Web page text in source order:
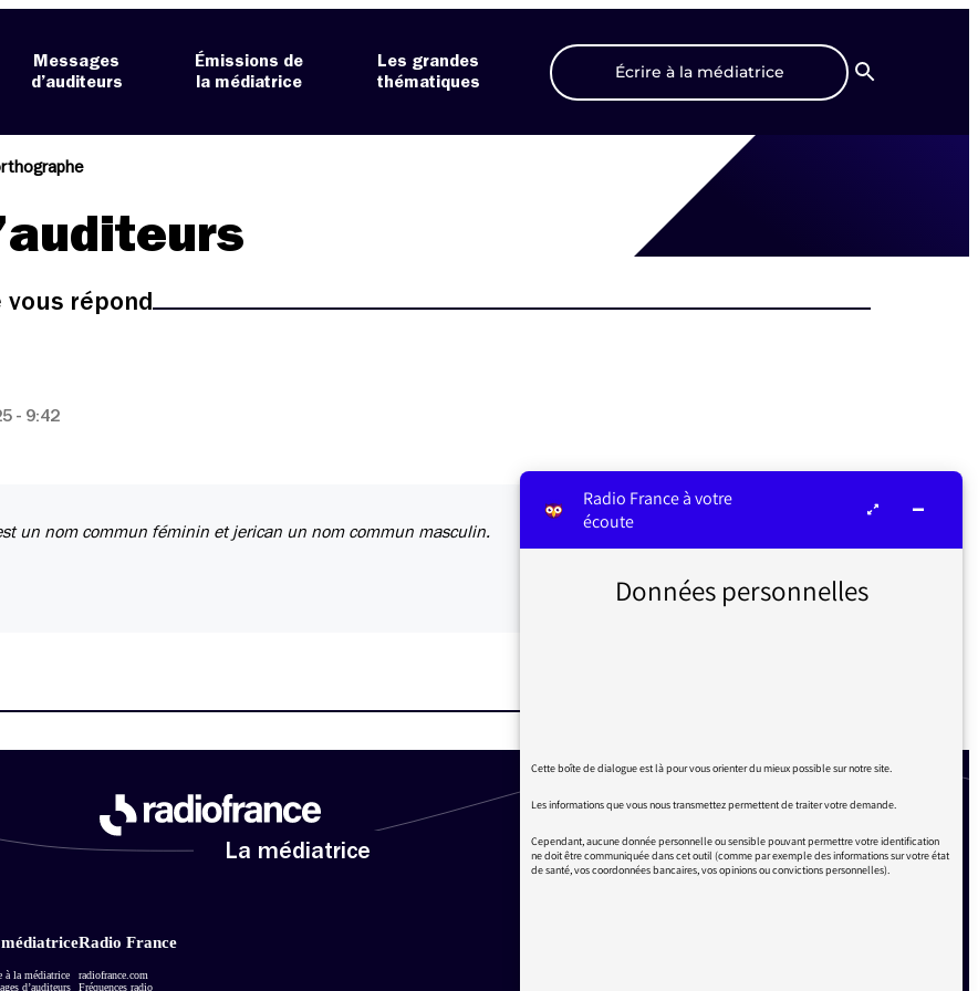
Messages
d’auditeurs
Émissions de
la médiatrice
Les grandes
thématiques
Écrire à la médiatrice
Recherche
vous répond
- 9:42
un nom commun féminin et jerican un nom commun masculin.
La médiatrice
à la médiatrice
d’auditeurs
Radio France
radiofrance.com
Fréquences radio
Radio France à votre
écoute
Données personnelles
Cette boîte de dialogue est là pour vous orienter du mieux possible sur notre site.
Les informations que vous nous transmettez permettent de traiter votre demande.
Cependant, aucune donnée personnelle ou sensible pouvant permettre votre identification
ne doit être communiquée dans cet outil (comme par exemple des informations sur votre état
de santé, vos coordonnées bancaires, vos opinions ou convictions personnelles).